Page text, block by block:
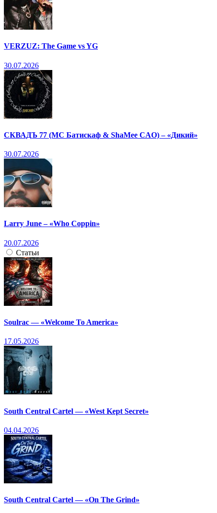
VERZUZ: The Game vs YG
30.07.2026
СКВАДЪ 77 (МС Батискаф & ShaMee CAO) – «Дикий»
30.07.2026
Larry June – «Who Coppin»
20.07.2026
Статьи
Soulrac — «Welcome To America»
17.05.2026
South Central Cartel — «West Kept Secret»
04.04.2026
South Central Cartel — «On The Grind»